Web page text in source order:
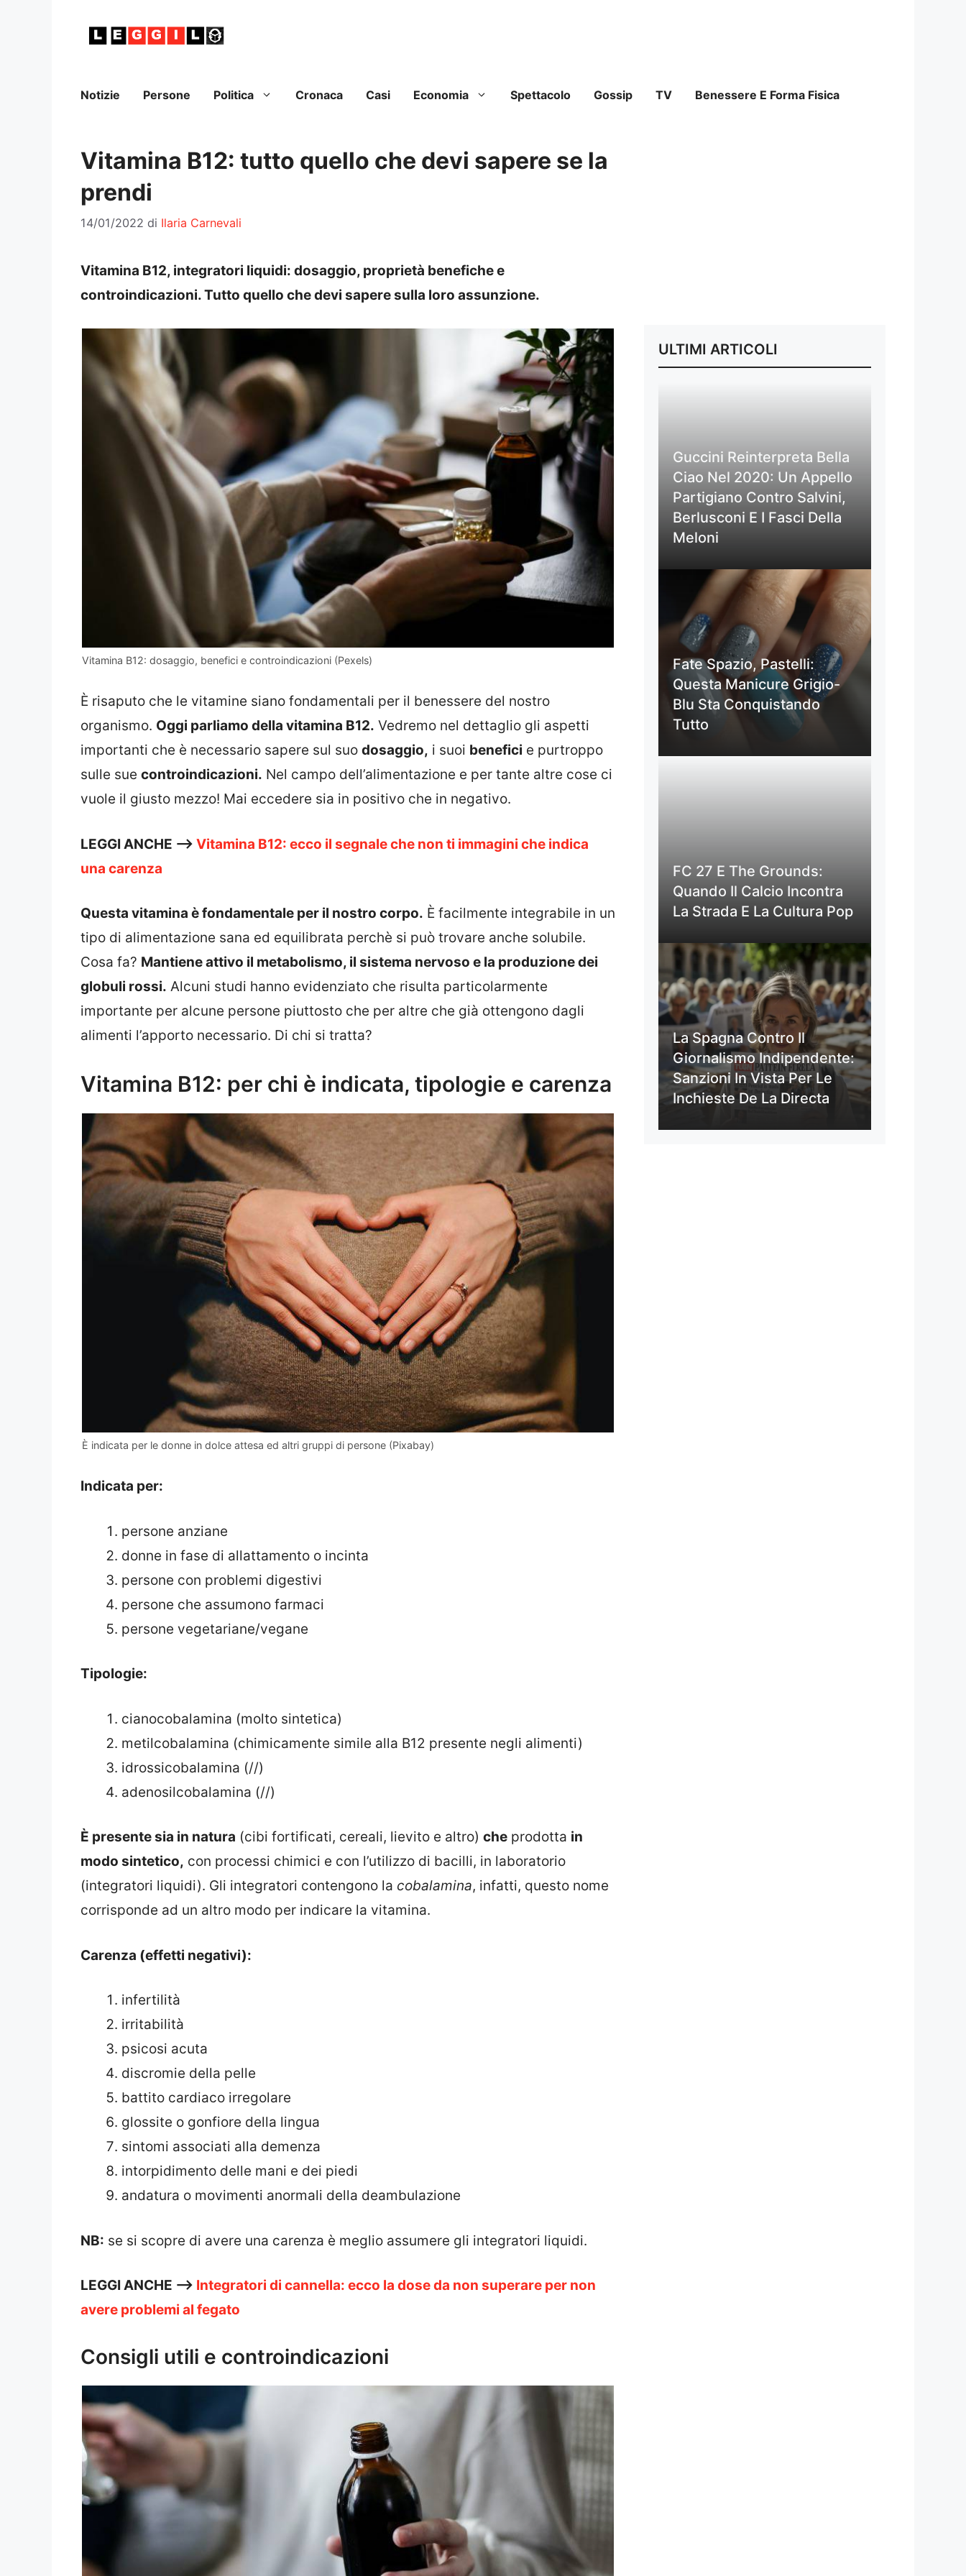
Notizie Persone Politica Cronaca Casi Economia Spettacolo Gossip TV Benessere E Forma Fisica
Vitamina B12: tutto quello che devi sapere se la
prendi
14/01/2022 di Ilaria Carnevali
Vitamina B12, integratori liquidi: dosaggio, proprietà benefiche e
controindicazioni. Tutto quello che devi sapere sulla loro assunzione.
Vitamina B12: dosaggio, benefici e controindicazioni (Pexels)
È risaputo che le vitamine siano fondamentali per il benessere del nostro
organismo. Oggi parliamo della vitamina B12. Vedremo nel dettaglio gli aspetti
importanti che è necessario sapere sul suo dosaggio, i suoi benefici e purtroppo
sulle sue controindicazioni. Nel campo dell’alimentazione e per tante altre cose ci
vuole il giusto mezzo! Mai eccedere sia in positivo che in negativo.
LEGGI ANCHE —> Vitamina B12: ecco il segnale che non ti immagini che indica
una carenza
Questa vitamina è fondamentale per il nostro corpo. È facilmente integrabile in un
tipo di alimentazione sana ed equilibrata perchè si può trovare anche solubile.
Cosa fa? Mantiene attivo il metabolismo, il sistema nervoso e la produzione dei
globuli rossi. Alcuni studi hanno evidenziato che risulta particolarmente
importante per alcune persone piuttosto che per altre che già ottengono dagli
alimenti l’apporto necessario. Di chi si tratta?
Vitamina B12: per chi è indicata, tipologie e carenza
È indicata per le donne in dolce attesa ed altri gruppi di persone (Pixabay)
Indicata per:
persone anziane
donne in fase di allattamento o incinta
persone con problemi digestivi
persone che assumono farmaci
persone vegetariane/vegane
Tipologie:
cianocobalamina (molto sintetica)
metilcobalamina (chimicamente simile alla B12 presente negli alimenti)
idrossicobalamina (//)
adenosilcobalamina (//)
È presente sia in natura (cibi fortificati, cereali, lievito e altro) che prodotta in
modo sintetico, con processi chimici e con l’utilizzo di bacilli, in laboratorio
(integratori liquidi). Gli integratori contengono la cobalamina, infatti, questo nome
corrisponde ad un altro modo per indicare la vitamina.
Carenza (effetti negativi):
infertilità
irritabilità
psicosi acuta
discromie della pelle
battito cardiaco irregolare
glossite o gonfiore della lingua
sintomi associati alla demenza
intorpidimento delle mani e dei piedi
andatura o movimenti anormali della deambulazione
NB: se si scopre di avere una carenza è meglio assumere gli integratori liquidi.
LEGGI ANCHE —> Integratori di cannella: ecco la dose da non superare per non
avere problemi al fegato
Consigli utili e controindicazioni
ULTIMI ARTICOLI
Guccini Reinterpreta Bella
Ciao Nel 2020: Un Appello
Partigiano Contro Salvini,
Berlusconi E I Fasci Della
Meloni
Fate Spazio, Pastelli:
Questa Manicure Grigio-
Blu Sta Conquistando
Tutto
FC 27 E The Grounds:
Quando Il Calcio Incontra
La Strada E La Cultura Pop
La Spagna Contro Il
Giornalismo Indipendente:
Sanzioni In Vista Per Le
Inchieste De La Directa